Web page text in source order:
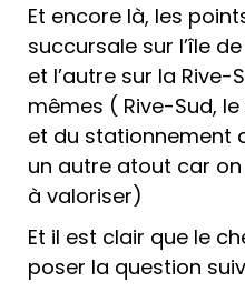
Et encore là, les
succursale sur l’île
et l’autre sur la Rive-
mêmes ( Rive-Sud,
et du stationnement
un autre atout car
à valoriser)
Et il est clair que le
poser la question